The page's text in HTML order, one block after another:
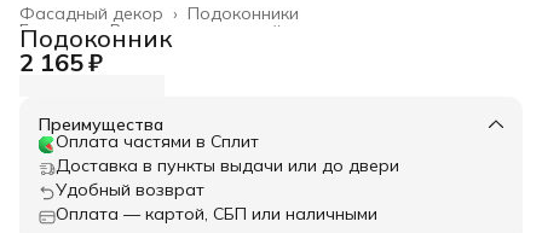
Подоконники
Фасадный декор ›
Весь архитектурный декор
Главная ›
Подоконник
2 165 ₽
Преимущества
Оплата частями в Сплит
Доставка в пункты выдачи или до двери
Удобный возврат
Оплата — картой, СБП или наличными